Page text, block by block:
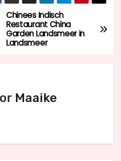
Chinees Indisch
Restaurant China
Garden Landsmeer in
Landsmeer
Maaike